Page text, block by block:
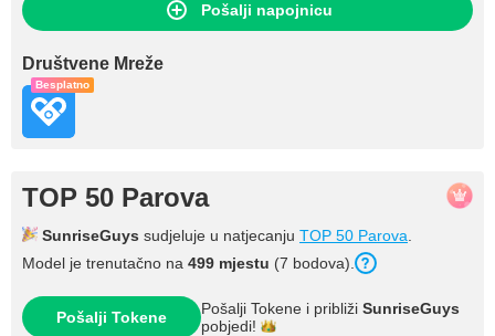
Pošalji napojnicu
Društvene Mreže
Besplatno
TOP 50 Parova
SunriseGuys sudjeluje u natjecanju TOP 50 Parova
Model je trenutačno na 499 mjestu (7 bodova).
Pošalji Tokene Pošalji Tokene i približi SunriseGuys
pobjedi!